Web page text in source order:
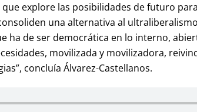
explore las posibilidades de futuro
una alternativa al
ha de ser democrática en lo interno,
movilizada y movilizadora,
concluía Álvarez-Castellanos.